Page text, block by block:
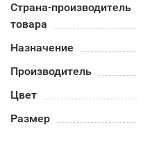
Страна-производитель
товара
Назначение
Производитель
Цвет
Размер